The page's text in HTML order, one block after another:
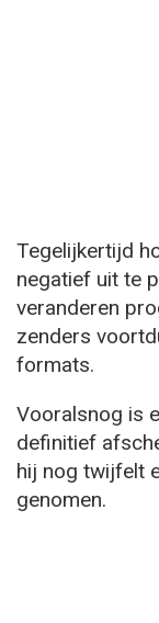
Tegelijkertijd
negatief uit te
veranderen
zenders
formats.
Vooralsnog is
definitief
hij nog twijfelt
genomen.